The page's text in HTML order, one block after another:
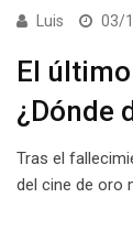
Luis 03/
El
¿Dónde
Tras el
del cine de oro